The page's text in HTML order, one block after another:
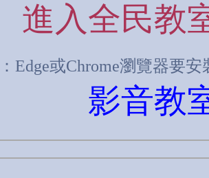
進入全民教
Edge或Chrome瀏覽器要
影音教